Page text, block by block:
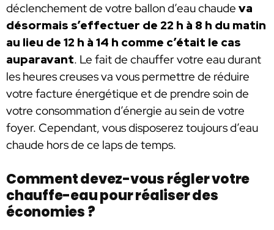
déclenchement de votre ballon d’eau chaude va
désormais s’effectuer de 22 h à 8 h du matin
au lieu de 12 h à 14 h comme c’était le cas
auparavant. Le fait de chauffer votre eau durant
les heures creuses va vous permettre de réduire
votre facture énergétique et de prendre soin de
votre consommation d’énergie au sein de votre
foyer. Cependant, vous disposerez toujours d’eau
chaude hors de ce laps de temps.
Comment devez-vous régler votre
chauffe-eau pour réaliser des
économies ?